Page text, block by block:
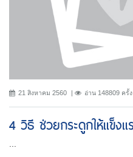
21 สิงหาคม 2560 อ่าน 148809 ครั้ง
4 วิธี ช่วยกระดูกให้แข็งแ
...